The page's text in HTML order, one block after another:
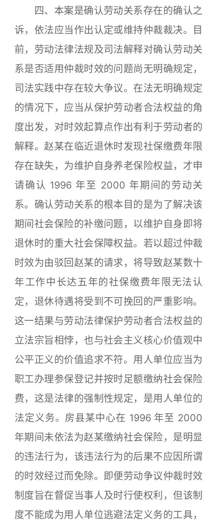
四、本案是确认劳动关系存在的确认之
诉，依法应当作出认定或维持仲裁裁决。目
前，劳动法律法规及司法解释对确认劳动关
系是否适用仲裁时效的问题尚无明确规定，
司法实践中存在较大争议。在法无明确规定
的情况下，应当从保护劳动者合法权益的角
度出发，对时效起算点作出有利于劳动者的
解释。赵某在临近退休时发现社保缴费年限
存在缺失，为维护自身养老保险权益，才申
请确认 1996 年至 2000 年期间的劳动关
系。确认劳动关系的根本目的是为了解决该
期间社会保险的补缴问题，以维护自身即将
退休时的重大社会保障权益。若以超过仲裁
时效为由驳回赵某的请求，将导致赵某数十
年工作中长达五年的社保缴费年限无法认
定，退休待遇将受到不可挽回的严重影响。
这一结果与劳动法律保护劳动者合法权益的
立法宗旨相悖，也与社会主义核心价值观中
公平正义的价值追求不符。用人单位应当为
职工办理参保登记并按时足额缴纳社会保险
费，这是法律的强制性规定，是用人单位的
法定义务。房县某中心在 1996 年至 2000
年期间未依法为赵某缴纳社会保险，是明显
的违法行为，该违法行为的后果不应因所谓
的时效经过而免除。即便劳动争议仲裁时效
制度旨在督促当事人及时行使权利，但该制
度不能成为用人单位逃避法定义务的工具，